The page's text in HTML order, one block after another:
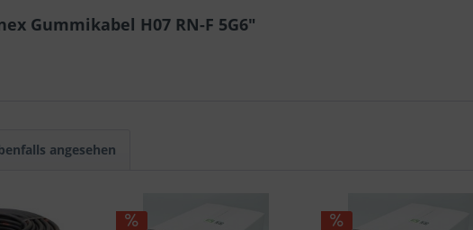
Gummikabel H07 RN-F 5G6"
angesehen